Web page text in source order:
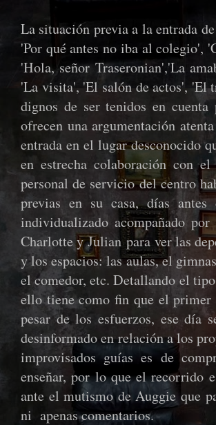
La situación previa a la entrada
'Por qué antes no iba al colegio',
'Hola, señor Traseronian','La
'La visita', 'El salón de actos', 'El
dignos de ser tenidos en
ofrecen una argumentación
entrada en el lugar desconocido
en estrecha colaboración con
personal de servicio del centro
previas en su casa, días
individualizado acompañado
Charlotte y Julian para ver las
y los espacios: las aulas, el
el comedor, etc. Detallando el
ello tiene como fin que el primer
pesar de los esfuerzos, ese día
desinformado en relación a los
improvisados guías es de
enseñar, por lo que el recorrido
ante el mutismo de Auggie que
ni apenas comentarios.